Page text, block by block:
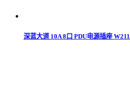
深蓝大道 10A 8口 PDU电源插座 W211